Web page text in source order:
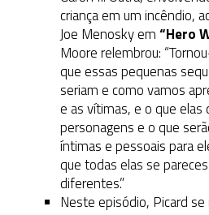
criança em um incêndio,
Joe Menosky em“Hero
Moore relembrou:
que essas pequenas
seriam e como vamos
e as vítimas, e o que elas
personagens e o que
íntimas e pessoais para
que todas elas se
diferentes.”
Neste episódio, Picard